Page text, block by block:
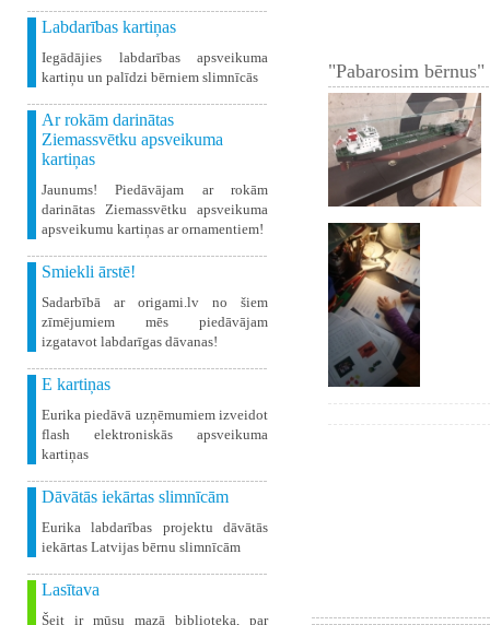
Labdarības kartiņas
Iegādājies labdarības apsveikuma
kartiņu un palīdzi bērniem slimnīcās
Ar rokām darinātas
Ziemassvētku apsveikuma
kartiņas
Jaunums! Piedāvājam ar rokām
darinātas Ziemassvētku apsveikuma
apsveikumu kartiņas ar ornamentiem!
Smiekli ārstē!
Sadarbībā ar origami.lv no šiem
zīmējumiem mēs piedāvājam
izgatavot labdarīgas dāvanas!
E kartiņas
Eurika piedāvā uzņēmumiem izveidot
flash elektroniskās apsveikuma
kartiņas
Dāvātās iekārtas slimnīcām
Eurika labdarības projektu dāvātās
iekārtas Latvijas bērnu slimnīcām
Lasītava
Šeit ir mūsu mazā biblioteka, par
"Pabarosim